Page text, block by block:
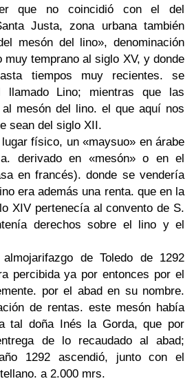
que no coincidió con el del
Justa, zona urbana también
mesón del lino», denominación
muy temprano al siglo XV, y donde
tiempos muy recientes. se
llamado Lino; mientras que las
mesón del lino. el que aquí nos
sean del siglo XII.
físico, un «maysuo» en árabe
derivado en «mesón» o en el
en francés). donde se vendería
era además una renta. que en la
XIV pertenecía al convento de S.
derechos sobre el lino y el
de Toledo de 1292
percibida ya por entonces por el
por el abad en su nombre.
de rentas. este mesón había
tal doña Inés la Gorda, que por
de lo recaudado al abad;
1292 ascendió, junto con el
a 2.000 mrs.